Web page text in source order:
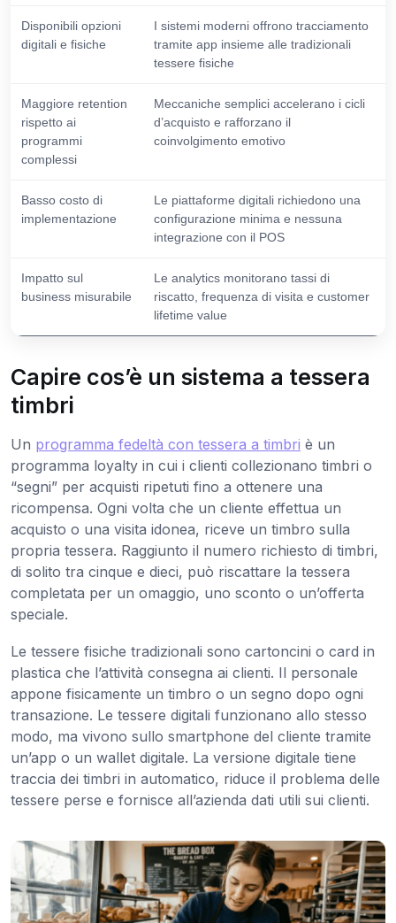
Disponibili opzioni
digitali e fisiche
I sistemi moderni offrono tracciamento
tramite app insieme alle tradizionali
tessere fisiche
Maggiore retention
rispetto ai
programmi
complessi
Meccaniche semplici accelerano i cicli
d’acquisto e rafforzano il
coinvolgimento emotivo
Basso costo di
implementazione
Le piattaforme digitali richiedono una
configurazione minima e nessuna
integrazione con il POS
Impatto sul
business misurabile
Le analytics monitorano tassi di
riscatto, frequenza di visita e customer
lifetime value
Capire cos’è un sistema a tessera
timbri
Un programma fedeltà con tessera a timbri è un
programma loyalty in cui i clienti collezionano timbri o
“segni” per acquisti ripetuti fino a ottenere una
ricompensa. Ogni volta che un cliente effettua un
acquisto o una visita idonea, riceve un timbro sulla
propria tessera. Raggiunto il numero richiesto di timbri,
di solito tra cinque e dieci, può riscattare la tessera
completata per un omaggio, uno sconto o un’offerta
speciale.
Le tessere fisiche tradizionali sono cartoncini o card in
plastica che l’attività consegna ai clienti. Il personale
appone fisicamente un timbro o un segno dopo ogni
transazione. Le tessere digitali funzionano allo stesso
modo, ma vivono sullo smartphone del cliente tramite
un’app o un wallet digitale. La versione digitale tiene
traccia dei timbri in automatico, riduce il problema delle
tessere perse e fornisce all’azienda dati utili sui clienti.